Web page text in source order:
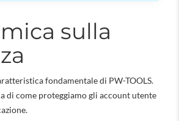
sulla
fondamentale di PW-TOOLS.
di come proteggiamo gli account utente